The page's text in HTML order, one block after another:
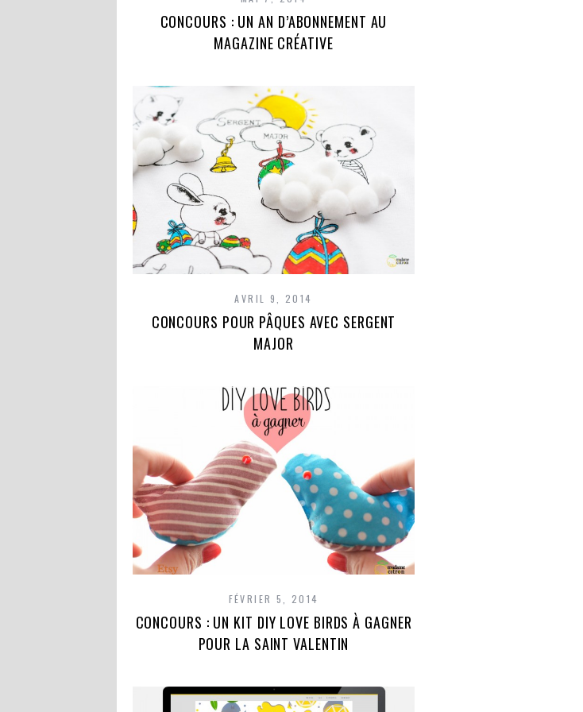
CONCOURS : UN AN D’ABONNEMENT AU
MAGAZINE CRÉATIVE
AVRIL 9, 2014
CONCOURS POUR PÂQUES AVEC SERGENT
MAJOR
FÉVRIER 5, 2014
CONCOURS : UN KIT DIY LOVE BIRDS À GAGNER
POUR LA SAINT VALENTIN